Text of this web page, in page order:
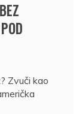
Zvuči kao